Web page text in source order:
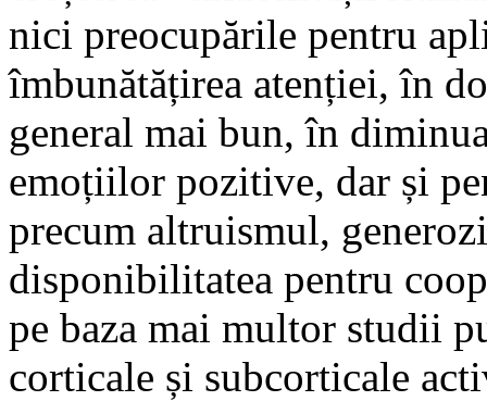
nici preocupările pentru
îmbunătățirea atenției, în
general mai bun, în
emoțiilor pozitive, dar și
precum altruismul,
disponibilitatea pentru
pe baza mai multor studii
corticale și subcorticale